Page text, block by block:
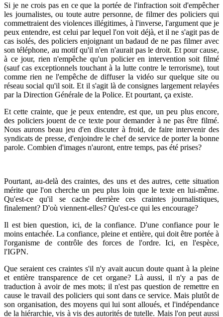
Si je ne crois pas en ce que la portée de l'infraction soit d'empêcher
les journalistes, ou toute autre personne, de filmer des policiers qui
commettraient des violences illégitimes, à l'inverse, l'argument que je
peux entendre, est celui par lequel l'on voit déjà, et il ne s'agit pas de
cas isolés, des policiers enjoignant un badaud de ne pas filmer avec
son téléphone, au motif qu'il n'en n'aurait pas le droit. Et pour cause,
à ce jour, rien n'empêche qu'un policier en intervention soit filmé
(sauf cas exceptionnels touchant à la lutte contre le terrorisme), tout
comme rien ne l'empêche de diffuser la vidéo sur quelque site ou
réseau social qu'il soit. Et il s'agit là de consignes largement relayées
par la Direction Générale de la Police. Et pourtant, ça existe.
Et cette crainte, que je peux entendre, est que, un peu plus encore,
des policiers jouent de ce texte pour demander à ne pas être filmé.
Nous aurons beau jeu d'en discuter à froid, de faire intervenir des
syndicats de presse, d'enjoindre le chef de service de porter la bonne
parole. Combien d'images n'auront, entre temps, pas été prises?
Pourtant, au-delà des craintes, des uns et des autres, cette situation
mérite que l'on cherche un peu plus loin que le texte en lui-même.
Qu'est-ce qu'il se cache derrière ces craintes journalistiques,
finalement? D'où viennent-elles? Qu'est-ce qui les encourage?
Il est bien question, ici, de la confiance. D'une confiance pour le
moins entachée. La confiance, pleine et entière, qui doit être portée à
l'organisme de contrôle des forces de l'ordre. Ici, en l'espèce,
l'IGPN.
Que seraient ces craintes s'il n'y avait aucun doute quant à la pleine
et entière transparence de cet organe? Là aussi, il n'y a pas de
traduction à avoir de mes mots; il n'est pas question de remettre en
cause le travail des policiers qui sont dans ce service. Mais plutôt de
son organisation, des moyens qui lui sont alloués, et l'indépendance
de la hiérarchie, vis à vis des autorités de tutelle. Mais l'on peut aussi